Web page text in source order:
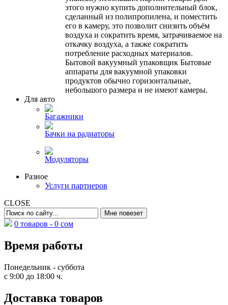
этого нужно купить дополнительный блок,
сделанный из полипропилена, и поместить
его в камеру, это позволит снизить объём
воздуха и сократить время, затрачиваемое на
откачку воздуха, а также сократить
потребление расходных материалов.
Бытовой вакуумный упаковщик Бытовые
аппараты для вакуумной упаковки
продуктов обычно горизонтальные,
небольшого размера и не имеют камеры.
Для авто
Багажники
Бачки на радиаторы
Модуляторы
Разное
Услуги партнеров
CLOSE
0 товаров - 0 сом
Время работы
Понедельник - суббота
с 9:00 до 18:00 ч.
Доставка товаров